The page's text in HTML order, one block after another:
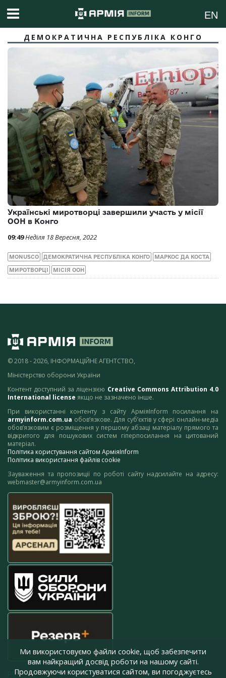
EN
ДЕМОКРАТИЧНА РЕСПУБЛІКА КОНГО
Українські миротворці завершили участь у місії
ООН в Конго
09:49Неділя 18 Вересня, 2022
MONUSCO ДЕМОКРАТИЧНА РЕСПУБЛІКА КОНГО МАРКОС ДА КОСТА
МИРОТВОРЦІ МІСІЯ ООН
© 2018 - 2026, ІНФОРМАЦІЙНЕ АГЕНТСТВО,
Міністерство оборони України
Контент доступний за ліцензією Creative Commons Attribution 4.0
International license якщо не зазначено інше.
При використанні контенту з сайту АрміяInform посилання на
armyinform.com.ua обов’язкове. Для суб’єктів у сфері онлайн-медіа
обов’язковим є розміщення у першому абзаці матеріалу прямого та
відкритого для пошукових систем гіперпосилання на цитований
матеріал.
Політика користування сайтом АрміяInform
Політика використання файлів cookie
Зауваження та пропозиції по роботі сайту надсилайте на адресу:
webmaster@armyinform.com.ua
press@armyinform.com.ua
Ми використовуємо файли cookie, щоб забезпечити
вам найкращий досвід роботи на нашому сайті.
Продовжуючи користуватися сайтом, ви погоджуєтесь